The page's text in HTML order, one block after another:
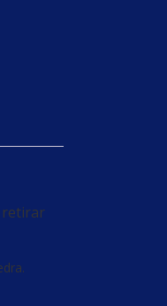
retirar